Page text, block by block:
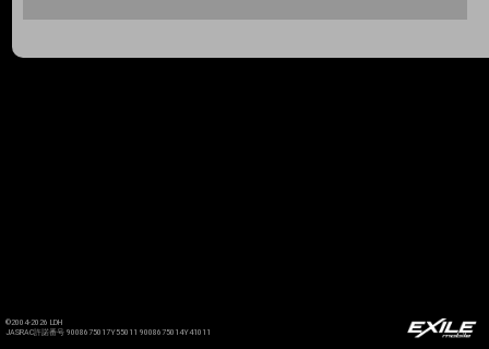
©2004-2026 LDH
JASRAC許諾番号 9008675017Y55011 9008675014Y41011